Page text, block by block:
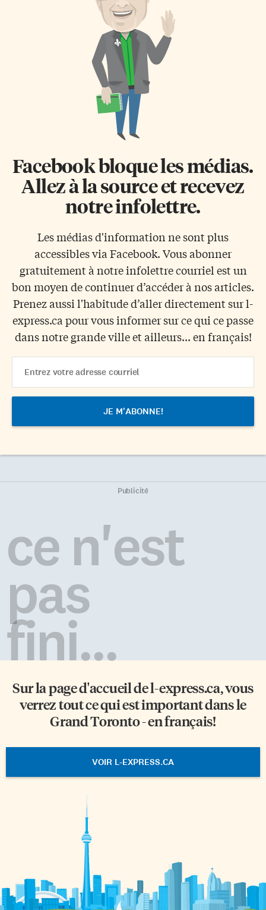
Facebook bloque les médias.
Allez à la source et recevez
notre infolettre.
Les médias d'information ne sont plus
accessibles via Facebook. Vous abonner
gratuitement à notre infolettre courriel est un
bon moyen de continuer d’accéder à nos articles.
Prenez aussi l'habitude d’aller directement sur l-
express.ca pour vous informer sur ce qui ce passe
dans notre grande ville et ailleurs... en français!
Address
Publicité
ce n'est
pas
fini...
Sur la page d'accueil del-express.ca, vous
verrez tout ce qui est important dans le
Grand Toronto - en français!
VOIR L-EXPRESS.CA